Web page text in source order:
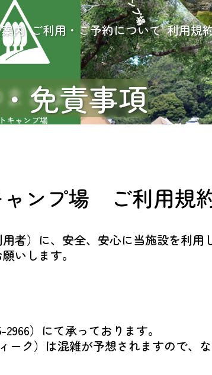
内 ご利用・ご予約について 利用規
免責事項
ンプ場 ご利用規
者）に、安全、安心に当施設を利用
いします。
）にて承っております。
ク）は混雑が予想されますので、